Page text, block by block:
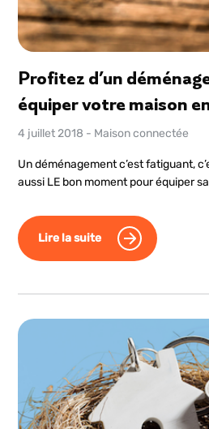
Profitez d’un
équiper votre maison
4 juillet 2018 - Maison connectée
Un déménagement c’est fatiguant,
aussi LE bon moment pour équiper
Lire la suite